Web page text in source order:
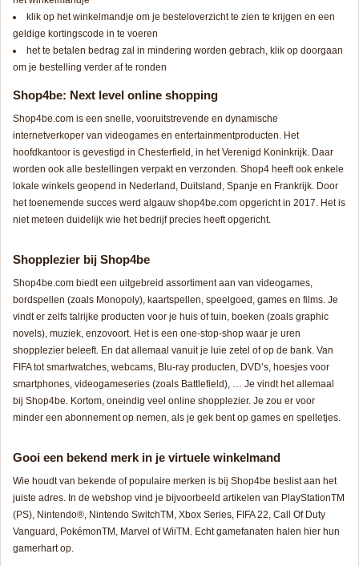
klik op het winkelmandje om je besteloverzicht te zien te krijgen en een
geldige kortingscode in te voeren
het te betalen bedrag zal in mindering worden gebrach, klik op doorgaan
om je bestelling verder af te ronden
Shop4be: Next level online shopping
Shop4be.com is een snelle, vooruitstrevende en dynamische
internetverkoper van videogames en entertainmentproducten. Het
hoofdkantoor is gevestigd in Chesterfield, in het Verenigd Koninkrijk. Daar
worden ook alle bestellingen verpakt en verzonden. Shop4 heeft ook enkele
lokale winkels geopend in Nederland, Duitsland, Spanje en Frankrijk. Door
het toenemende succes werd algauw shop4be.com opgericht in 2017. Het is
niet meteen duidelijk wie het bedrijf precies heeft opgericht.
Shopplezier bij Shop4be
Shop4be.com biedt een uitgebreid assortiment aan van videogames,
bordspellen (zoals Monopoly), kaartspellen, speelgoed, games en films. Je
vindt er zelfs talrijke producten voor je huis of tuin, boeken (zoals graphic
novels), muziek, enzovoort. Het is een one-stop-shop waar je uren
shopplezier beleeft. En dat allemaal vanuit je luie zetel of op de bank. Van
FIFA tot smartwatches, webcams, Blu-ray producten, DVD’s, hoesjes voor
smartphones, videogameseries (zoals Battlefield), … Je vindt het allemaal
bij Shop4be. Kortom, oneindig veel online shopplezier. Je zou er voor
minder een abonnement op nemen, als je gek bent op games en spelletjes.
Gooi een bekend merk in je virtuele winkelmand
Wie houdt van bekende of populaire merken is bij Shop4be beslist aan het
juiste adres. In de webshop vind je bijvoorbeeld artikelen van PlayStationTM
(PS), Nintendo®, Nintendo SwitchTM , Xbox Series, FIFA 22, Call Of Duty
Vanguard, PokémonTM , Marvel of WiiTM . Echt gamefanaten halen hier hun
gamerhart op.